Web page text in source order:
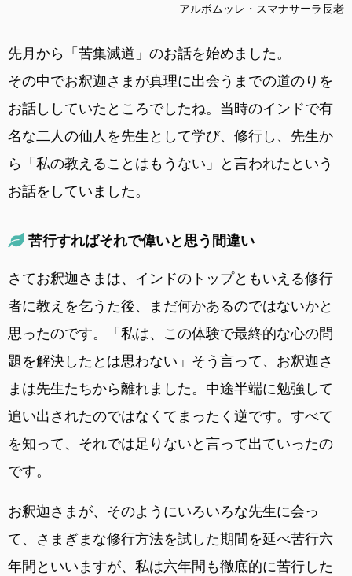
アルボムッレ・スマナサーラ長老
先月から「苦集滅道」のお話を始めました。
その中でお釈迦さまが真理に出会うまでの道のりを
お話ししていたところでしたね。当時のインドで有
名な二人の仙人を先生として学び、修行し、先生か
ら「私の教えることはもうない」と言われたという
お話をしていました。
苦行すればそれで偉いと思う間違い
さてお釈迦さまは、インドのトップともいえる修行
者に教えを乞うた後、まだ何かあるのではないかと
思ったのです。「私は、この体験で最終的な心の問
題を解決したとは思わない」そう言って、お釈迦さ
まは先生たちから離れました。中途半端に勉強して
追い出されたのではなくてまったく逆です。すべて
を知って、それでは足りないと言って出ていったの
です。
お釈迦さまが、そのようにいろいろな先生に会っ
て、さまぎまな修行方法を試した期間を延べ苦行六
年間といいますが、私は六年間も徹底的に苦行した